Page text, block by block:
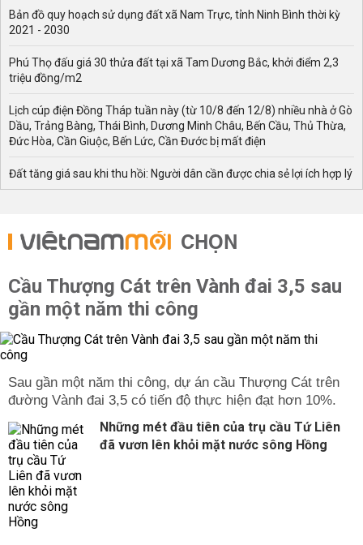
Bản đồ quy hoạch sử dụng đất xã Nam Trực, tỉnh Ninh Bình thời kỳ
2021 - 2030
Phú Thọ đấu giá 30 thửa đất tại xã Tam Dương Bắc, khởi điểm 2,3
triệu đồng/m2
Lịch cúp điện Đồng Tháp tuần này (từ 10/8 đến 12/8) nhiều nhà ở Gò
Dầu, Trảng Bàng, Thái Bình, Dương Minh Châu, Bến Cầu, Thủ Thừa,
Đức Hòa, Cần Giuộc, Bến Lức, Cần Đước bị mất điện
Đất tăng giá sau khi thu hồi: Người dân cần được chia sẻ lợi ích hợp lý
CHỌN
Cầu Thượng Cát trên Vành đai 3,5 sau
gần một năm thi công
Sau gần một năm thi công, dự án cầu Thượng Cát trên
đường Vành đai 3,5 có tiến độ thực hiện đạt hơn 10%.
Những mét đầu tiên của trụ cầu Tứ Liên
đã vươn lên khỏi mặt nước sông Hồng